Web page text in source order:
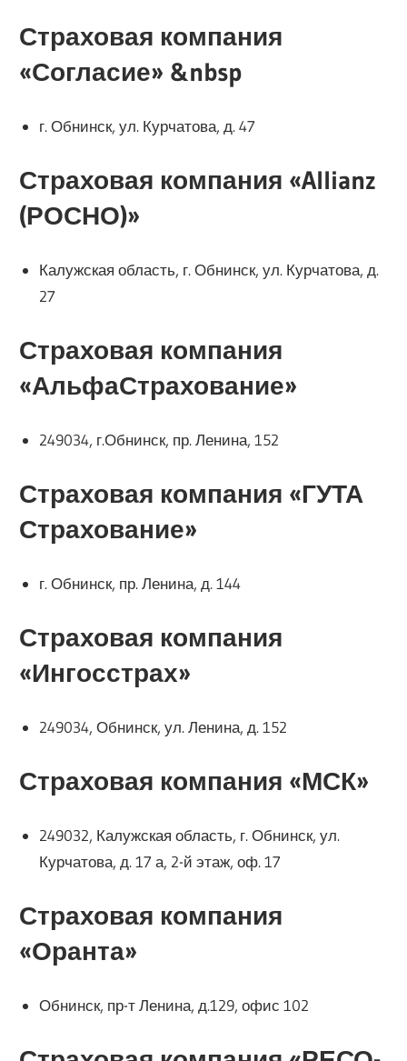
Страховая компания
«Согласие» &nbsp
г. Обнинск, ул. Курчатова, д. 47
Страховая компания «Allianz
(РОСНО)»
Калужская область, г. Обнинск, ул. Курчатова, д.
27
Страховая компания
«АльфаСтрахование»
249034, г.Обнинск, пр. Ленина, 152
Страховая компания «ГУТА
Страхование»
г. Обнинск, пр. Ленина, д. 144
Страховая компания
«Ингосстрах»
249034, Обнинск, ул. Ленина, д. 152
Страховая компания «МСК»
249032, Калужская область, г. Обнинск, ул.
Курчатова, д. 17 а, 2-й этаж, оф. 17
Страховая компания
«Оранта»
Обнинск, пр-т Ленина, д.129, офис 102